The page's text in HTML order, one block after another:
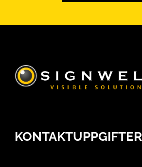
KONTAKTUPPGIFTER